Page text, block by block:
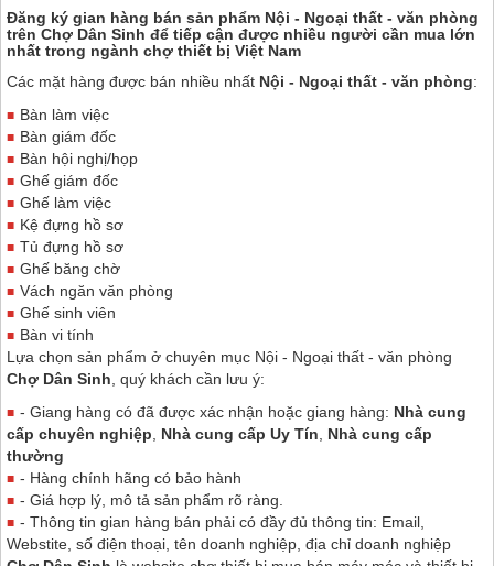
Đăng ký gian hàng bán sản phẩm Nội - Ngoại thất - văn phòng
trên Chợ Dân Sinh để tiếp cận được nhiều người cần mua lớn
nhất trong ngành chợ thiết bị Việt Nam
Các mặt hàng được bán nhiều nhất Nội - Ngoại thất - văn phòng:
Bàn làm việc
Bàn giám đốc
Bàn hội nghị/họp
Ghế giám đốc
Ghế làm việc
Kệ đựng hồ sơ
Tủ đựng hồ sơ
Ghế băng chờ
Vách ngăn văn phòng
Ghế sinh viên
Bàn vi tính
Lựa chọn sản phẩm ở chuyên mục Nội - Ngoại thất - văn phòng
Chợ Dân Sinh, quý khách cần lưu ý:
- Giang hàng có đã được xác nhận hoặc giang hàng: Nhà cung
cấp chuyên nghiệp, Nhà cung cấp Uy Tín, Nhà cung cấp
thường
- Hàng chính hãng có bảo hành
- Giá hợp lý, mô tả sản phẩm rõ ràng.
- Thông tin gian hàng bán phải có đầy đủ thông tin: Email,
Webstite, số điện thoại, tên doanh nghiệp, địa chỉ doanh nghiệp